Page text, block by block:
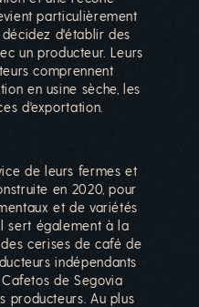
particulièrement
d'établir des
un producteur. Leurs
comprennent
en usine sèche, les
d'exportation.
de leurs fermes et
en 2020, pour
et de variétés
sert également à la
cerises de café de
indépendants
de Segovia
producteurs. Au plus